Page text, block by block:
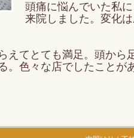
頭痛に悩んでいた私
来院しました。変化
えてとても満足。頭から
。色々な店でしたことが